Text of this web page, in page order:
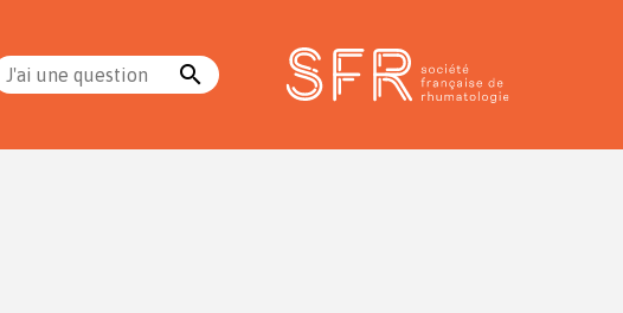
J'ai une question search